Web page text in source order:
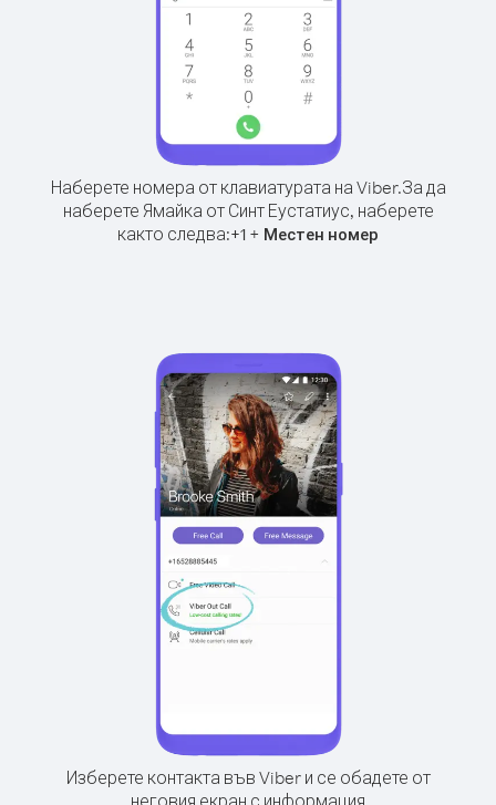
Наберете номера от клавиатурата на Viber.За да
наберете Ямайка от Синт Еустатиус, наберете
както следва:+1 + Местен номер
Изберете контакта във Viber и се обадете от
неговия екран с информация